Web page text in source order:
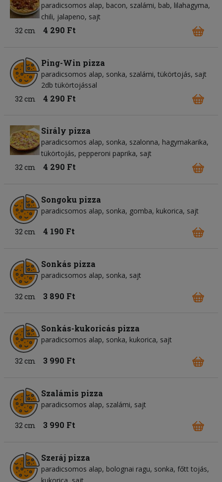
paradicsomos alap bacon szalámi bab lilahagyma
chili jalapeno sajt
32 cm
4 290 Ft
Ping-Win pizza
paradicsomos alap sonka szalámi tükörtojás sajt
2db tükörtojással
32 cm
4 290 Ft
Sirály pizza
paradicsomos alap sonka szalonna hagymakarika
tükörtojás pepperoni paprika sajt
32 cm
4 290 Ft
Songoku pizza
paradicsomos alap sonka gomba kukorica sajt
32 cm 4 190 Ft
Sonkás pizza
paradicsomos alap sonka sajt
32 cm 3 890 Ft
Sonkás-kukoricás pizza
paradicsomos alap sonka kukorica sajt
32 cm 3 990 Ft
Szalámis pizza
paradicsomos alap szalámi sajt
32 cm 3 990 Ft
Szeráj pizza
paradicsomos alap bolognai ragu sonka főtt tojás